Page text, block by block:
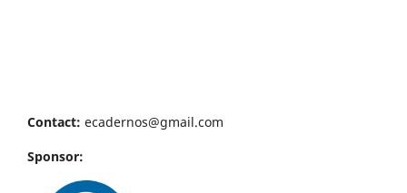
Contact: ecadernos@gmail.com
Sponsor: